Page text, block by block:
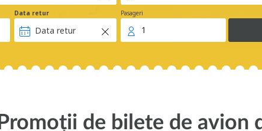
Data retur Pasageri
1
Promoții de bilete de avion